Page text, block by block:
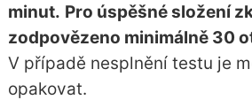
minut. Pro úspěšné složení
zodpovězeno minimálně 30
V případě nesplnění testu je
opakovat.